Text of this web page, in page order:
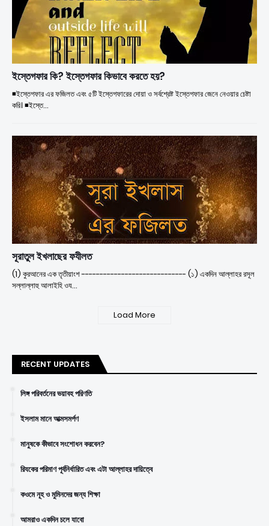
ইস্তেগফার কি? ইস্তেগফার কিভাবে করতে হয়?
◾ইস্তেগফার এর ফজিলত এবং ৫টি ইস্তেগফারের দোয়া ও সর্বশ্রেষ্ট ইস্তেগফার জেনে নেওয়ার চেষ্টা
করি। ◾ইস্তে…
সূরাতুল ইখলাছের ফযীলত
(1) কুরআনের এক তৃতীয়াংশ ----------------------------- (১) একদিন আল্লাহর রসূল
সল্লাল্লাহু আলাইহি ওয…
Load More
RECENT UPDATES
লিঙ্গ পরিবর্তনের ভয়াবহ পরিণতি
ইসলাম মানে আত্মসমর্পণ
মানুষকে কীভাবে সংশোধন করবেন?
রিযকের পরিমাণ পূর্বনির্ধারিত এবং এটা আল্লাহর দায়িত্বে
কওমে নূহ ও মুমিনদের জন্য শিক্ষা
আমরাও একদিন চলে যাবো